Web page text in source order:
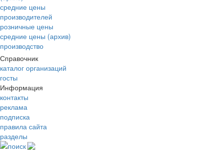
средние цены
производителей
розничные цены
средние цены (архив)
производство
Справочник
каталог организаций
госты
Информация
контакты
реклама
подписка
правила сайта
разделы
поиск